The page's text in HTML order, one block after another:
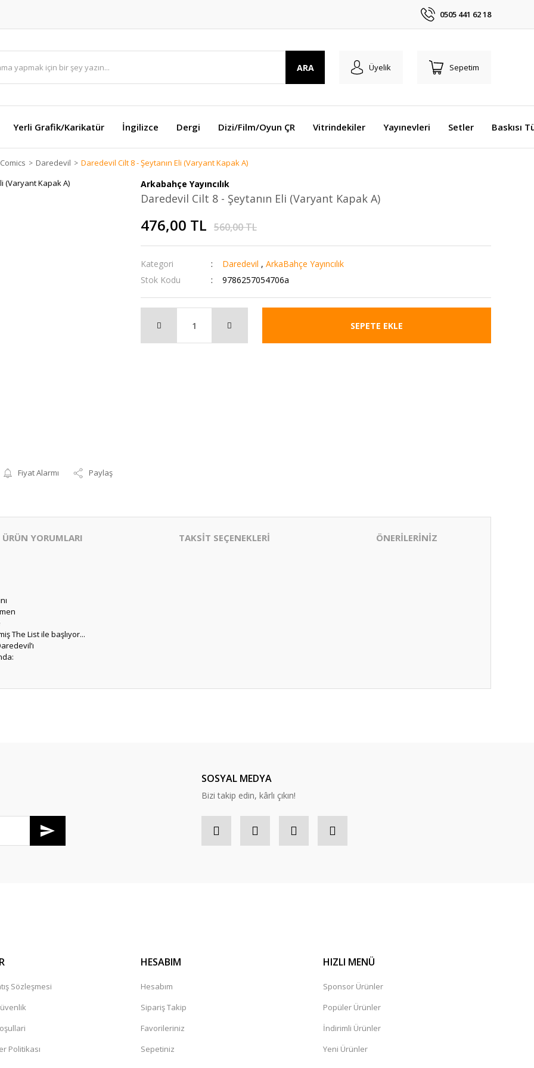
0505 441 62 18
ARA Üyelik Sepetim
Yerli Grafik/Karikatür İngilizce Dergi Dizi/Film/Oyun ÇR Vitrindekiler Yayınevleri Setler Baskısı
Daredevil Daredevil Cilt 8 - Şeytanın Eli (Varyant Kapak A)
Fiyat Alarmı Paylaş
Arkabahçe Yayıncılık
Daredevil Cilt 8 - Şeytanın Eli (Varyant Kapak A)
476,00 TL 560,00 TL
Kategori Daredevil , ArkaBahçe Yayıncılık
Stok Kodu
9786257054706a
SEPETE EKLE
ÜRÜN YORUMLARI TAKSİT SEÇENEKLERİ ÖNERİLERİNİZ
The List ile başlıyor...
SOSYAL MEDYA
Bizi takip edin, kârlı çıkın!
Sözleşmesi
Politikası
HESABIM
Hesabım
Sipariş Takip
Favorileriniz
Sepetiniz
HIZLI MENÜ
Sponsor Ürünler
Popüler Ürünler
İndirimli Ürünler
Yeni Ürünler